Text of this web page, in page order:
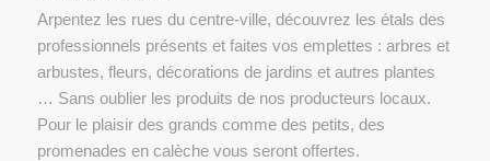
Arpentez les rues du centre-ville, découvrez les étals des
professionnels présents et faites vos emplettes : arbres et
arbustes, fleurs, décorations de jardins et autres plantes
… Sans oublier les produits de nos producteurs locaux.
Pour le plaisir des grands comme des petits, des
promenades en calèche vous seront offertes.